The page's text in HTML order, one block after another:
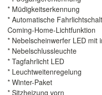
* Müdigkeitserkennung
* Automatische
Coming-Home-Lichtfunktion
* Nebelscheinwerfer LED mit
* Nebelschlussleuchte
* Tagfahrlicht LED
* Leuchtweitenregelung
* Winter-Paket
* Sitzheizung vorn